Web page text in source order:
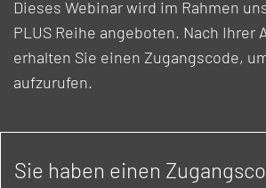
Dieses Webinar wird im Rahmen
PLUS Reihe angeboten. Nach Ihrer
erhalten Sie einen Zugangscode,
aufzurufen.
Sie haben einen